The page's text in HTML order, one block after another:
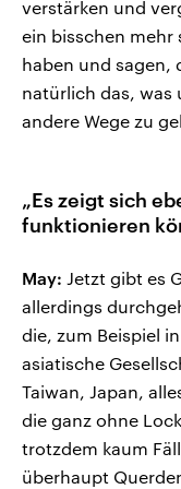
verstärken und
ein bisschen mehr
haben und sagen,
natürlich das, was
andere Wege zu
„Es zeigt sich
funktionieren
May: Jetzt gibt es
allerdings
die, zum Beispiel
asiatische
Taiwan, Japan,
die ganz ohne
trotzdem kaum
überhaupt